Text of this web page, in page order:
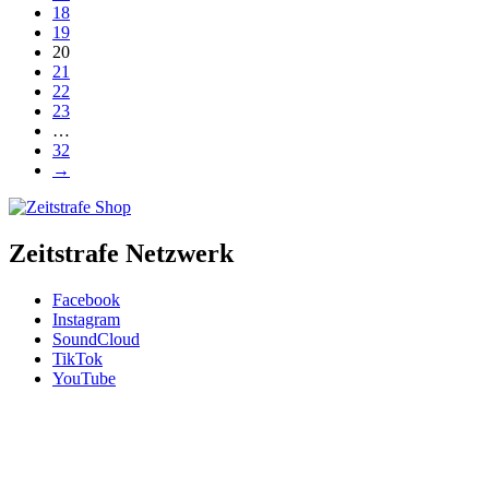
18
19
20
21
22
23
…
32
→
Zeitstrafe Netzwerk
Facebook
Instagram
SoundCloud
TikTok
YouTube